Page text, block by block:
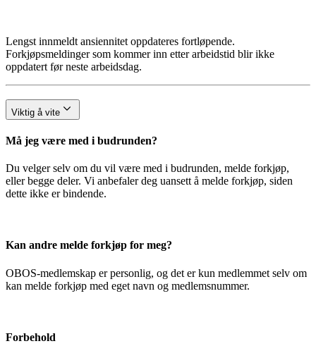
Lengst innmeldt ansiennitet oppdateres fortløpende.
Forkjøpsmeldinger som kommer inn etter arbeidstid blir ikke
oppdatert før neste arbeidsdag.
Viktig å vite
Må jeg være med i budrunden?
Du velger selv om du vil være med i budrunden, melde forkjøp,
eller begge deler. Vi anbefaler deg uansett å melde forkjøp, siden
dette ikke er bindende.
Kan andre melde forkjøp for meg?
OBOS-medlemskap er personlig, og det er kun medlemmet selv om
kan melde forkjøp med eget navn og medlemsnummer.
Forbehold